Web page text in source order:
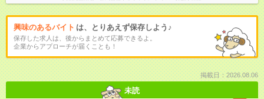
興味のあるバイト は、とりあえず保存しよう♪
保存した求人は、後からまとめて応募できるよ。
企業からアプローチが届くことも！
掲載日：2026.08.06
未読